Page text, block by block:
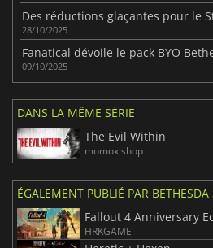
28/10/2025
09/10/2025
DANS LA MÊME SÉRIE
The Evil Within
momox shop
ÉGALEMENT PUBLIÉ PAR BETHESDA
Fallout 4 Anniversary
HRKGAME